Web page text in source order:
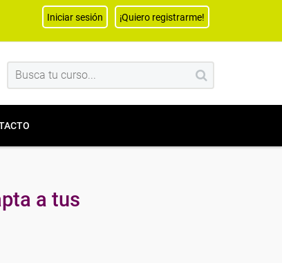
Iniciar sesión ¡Quiero registrarme!
a tus